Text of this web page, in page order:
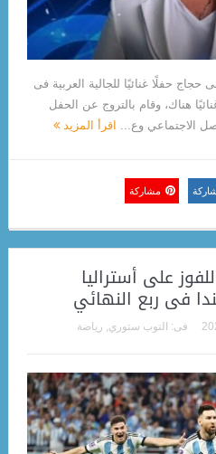
حفلًا غنائيًا للجالية العربية فى
هناك، وقام بالتروج عن الحفل
الاجتماعي وع...
اقرأ المزيد
مشاركة
على أستراليا
فى ربع النهائي
فى: التوب ستوري, رياضة